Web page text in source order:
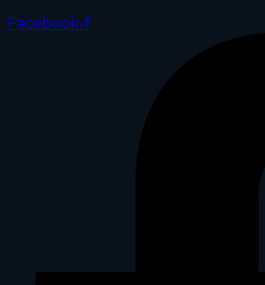
Facebook-f